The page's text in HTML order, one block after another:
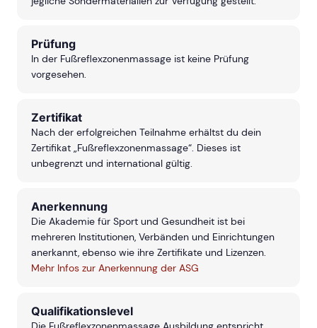
Prüfung
In der Fußreflexzonenmassage ist keine Prüfung
vorgesehen.
Zertifikat
Nach der erfolgreichen Teilnahme erhältst du dein
Zertifikat „Fußreflexzonenmassage“. Dieses ist
unbegrenzt und international gültig.
Anerkennung
Die Akademie für Sport und Gesundheit ist bei
mehreren Institutionen, Verbänden und Einrichtungen
anerkannt, ebenso wie ihre Zertifikate und Lizenzen.
Mehr Infos zur Anerkennung der ASG
Qualifikationslevel